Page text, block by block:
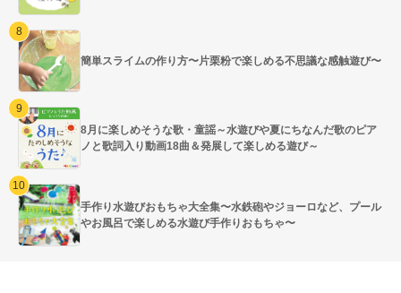
簡単スライムの作り方〜片栗粉で楽しめる不思議な感触遊び〜
8月に楽しめそうな歌・童謡～水遊びや夏にちなんだ歌のピア
ノと歌詞入り動画18曲＆発展して楽しめる遊び～
手作り水遊びおもちゃ大全集〜水鉄砲やジョーロなど、プール
やお風呂で楽しめる水遊び手作りおもちゃ〜